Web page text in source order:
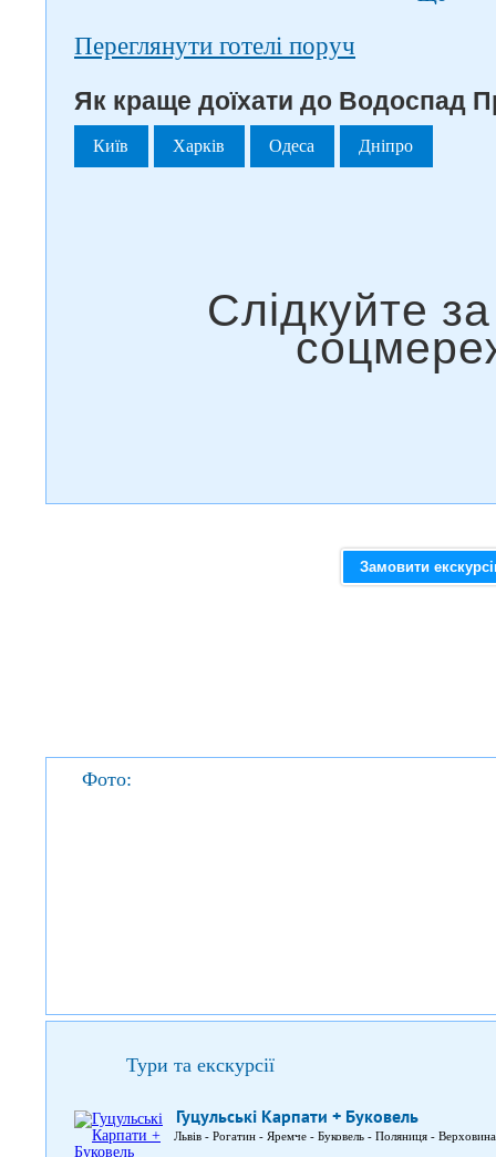
Переглянути готелі поруч
Як краще доїхати до Водоспад
Київ Харків Одеса Дніпро
Замовити
Фото:
Тури та екскурсії
Гуцульські Карпати + Буковель
Львів - Рогатин - Яремче - Буковель - Поляниця - Верховина